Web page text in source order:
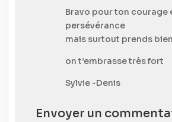
Bravo pour ton courage
persévérance
mais surtout prends
on t’embrasse très fort
Sylvie -Denis
Envoyer un